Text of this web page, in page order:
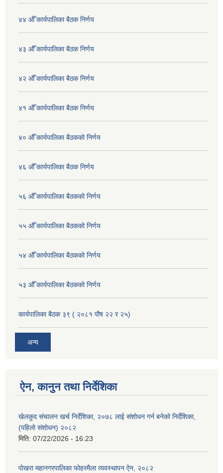
४४ औँ कार्यपालिका बैठक निर्णय
४३ औँ कार्यपालिका बैठक निर्णय
४२ औँ कार्यपालिका बैठक निर्णय
४१ औँ कार्यपालिका बैठक निर्णय
४० औँ कार्यपालिका बैठकको निर्णय
४६ औँ कार्यपालिका बैठक निर्णय
५६ औँ कार्यपालिका बैठकको निर्णय
५५ औँ कार्यपालिका बैठकको निर्णय
५४ औँ कार्यपालिका बैठकको निर्णय
५३ औँ कार्यपालिका बैठकको निर्णय
कार्यपालिका बैठक ३९ ( २०८१ पौष २२ र २५)
अन्य
ऐन, कानुन तथा निर्देशिका
खेलकुद संचालन खर्च निर्देशिका, २०७८ लाई संशोधन गर्न बनेको निर्देशिका,
(पहिलो संशोधन) २०८२
मिति: 07/22/2026 - 16:23
पोखरा महानगरपालिका फोहरमैला व्यवस्थापन ऐन, २०८२